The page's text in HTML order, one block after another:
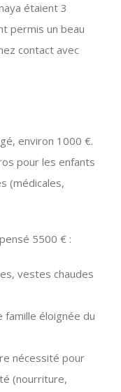
étaient 3
permis un beau
contact avec
environ 1000 €.
pour les enfants
(médicales,
5500 € :
vestes chaudes
famille éloignée du
nécessité pour
(nourriture,